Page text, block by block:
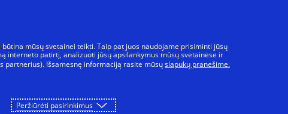
mūsų svetainei teikti. Taip pat juos naudojame prisiminti jūsų
interneto patirtį, analizuoti jūsų apsilankymus mūsų svetainėse ir
partnerius). Išsamesnę informaciją rasite mūsųslapukų pranešime.
Peržiūrėti pasirinkimus